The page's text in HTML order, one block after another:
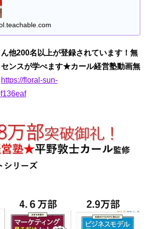
ん他200名以上が登録されています！無
ンスが学べます★カール経営塾動画無
https://floral-sun-